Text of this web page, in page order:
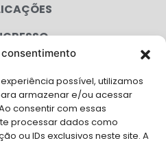
possível, utilizamos
armazenar e/ou acessar
consentir com essas
processar dados como
ou IDs exclusivos neste site. A